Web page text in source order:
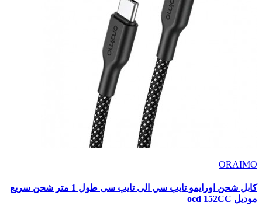
ORAIMO
كابل شحن اورايمو تايب سي الى تايب سى طول 1 متر شحن سريع
موديل ocd 152CC